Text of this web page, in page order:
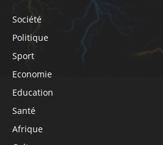
Société
Politique
Sport
Economie
Education
Santé
Afrique